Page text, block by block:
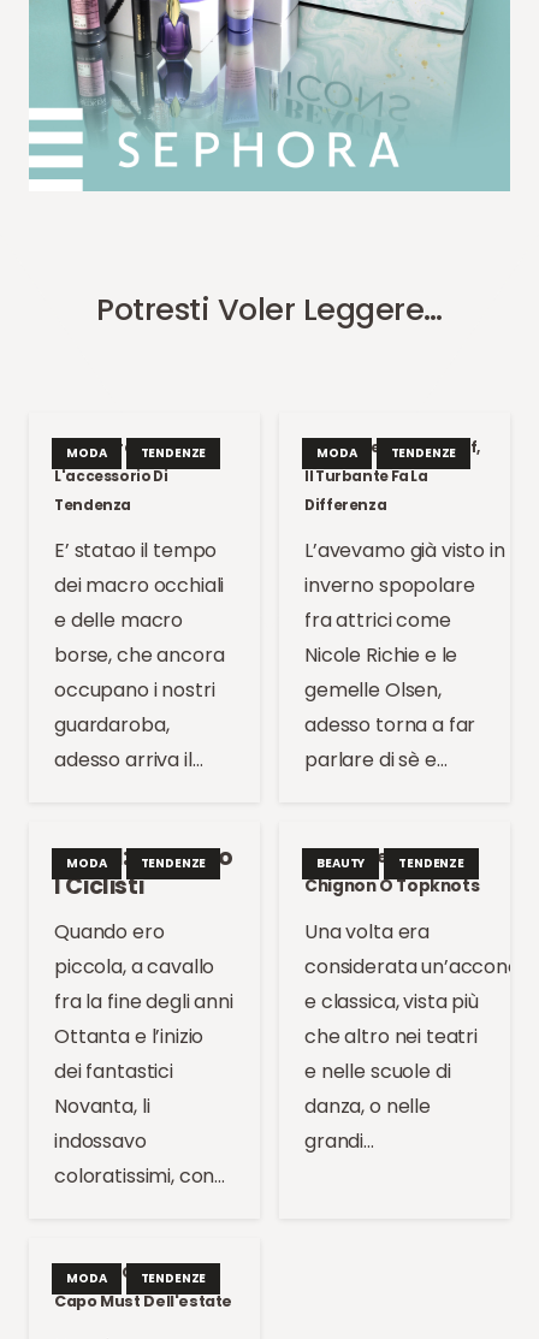
Potresti Voler Leggere…
MODA TENDENZE
Macro Orecchini,
L'accessorio Di
Tendenza
E’ statao il tempo
dei macro occhiali
e delle macro
borse, che ancora
occupano i nostri
guardaroba,
adesso arriva il…
MODA TENDENZE
Tendenze: Head-Scarf,
Il Turbante Fa La
Differenza
L’avevamo già visto in
inverno spopolare
fra attrici come
Nicole Richie e le
gemelle Olsen,
adesso torna a far
parlare di sè e…
MODA TENDENZE
Trend: Tornano
I Ciclisti
Quando ero
piccola, a cavallo
fra la fine degli anni
Ottanta e l’inizio
dei fantastici
Novanta, li
indossavo
coloratissimi, con…
BEAUTY TENDENZE
Tendenze Capelli:
Chignon O Topknots
Una volta era
considerata
e classica, vista più
che altro nei teatri
e nelle scuole di
danza, o nelle
grandi…
MODA TENDENZE
Trend: Il Caftano, Il
Capo Must Dell'estate